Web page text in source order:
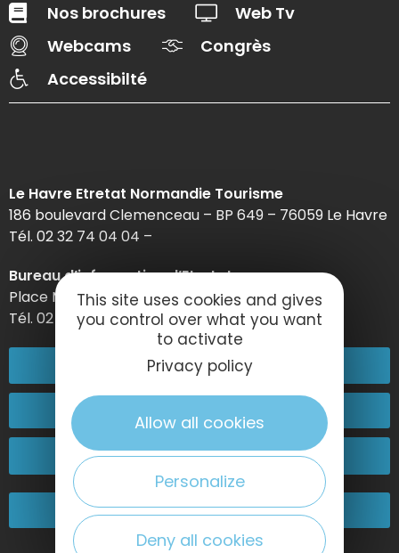
Nos brochures
Web Tv
Webcams
Congrès
Accessibilté
Le Havre Etretat Normandie Tourisme
186 boulevard Clemenceau – BP 649 – 76059 Le Havre
Tél. 02 32 74 04 04 –
Bureau d’information d’Etretat
Place Maurice Guillard – 76790 Étretat
Tél. 02 35 27 05 21
02 32 74 04 04
Passez nous voir !
Nos engagements
This site uses cookies and gives
you control over what you want
to activate
Privacy policy
Allow all cookies
Personalize
Deny all cookies